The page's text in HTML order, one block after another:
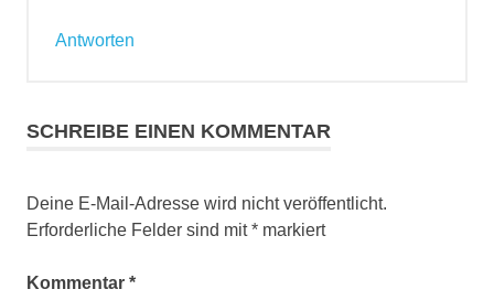
Antworten
SCHREIBE EINEN KOMMENTAR
Deine E-Mail-Adresse wird nicht veröffentlicht.
Erforderliche Felder sind mit* markiert
Kommentar *